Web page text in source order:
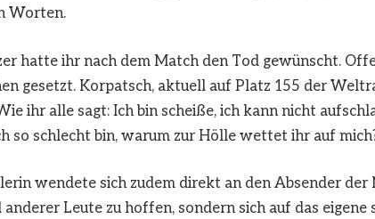
Worten.
hatte ihr nach dem Match den Tod gewünscht.
gesetzt. Korpatsch, aktuell auf Platz 155 der
ihr alle sagt: Ich bin scheiße, ich kann nicht
so schlecht bin, warum zur Hölle wettet ihr auf
wendete sich zudem direkt an den Absender der
anderer Leute zu hoffen, sondern sich auf das eigene